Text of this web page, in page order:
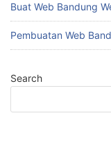
Buat Web Bandung
Pembuatan Web
Search